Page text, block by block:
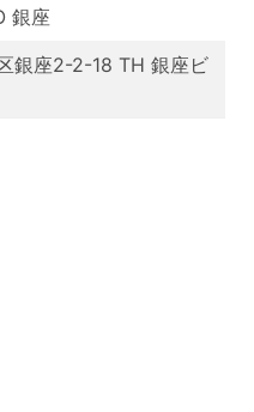
銀座
銀座2-2-18 TH 銀座ビ